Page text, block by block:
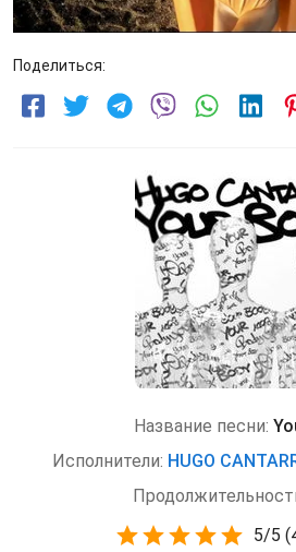
Поделиться:
Название песни:
Исполнители: HUGO
5/5 (